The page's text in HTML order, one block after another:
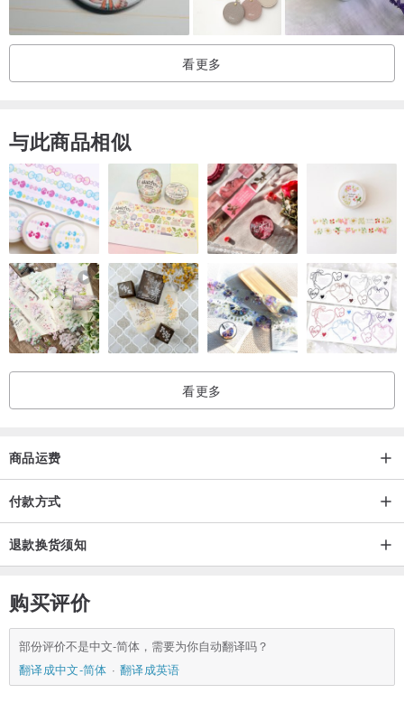
看更多
与此商品相似
看更多
商品运费
付款方式
退款换货须知
购买评价
部份评价不是中文-简体，需要为你自动翻译吗？
翻译成中文-简体
翻译成英语